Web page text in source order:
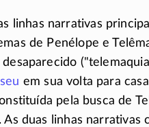
linhas narrativas
de Penélope e
em sua volta para
pela busca de
duas linhas